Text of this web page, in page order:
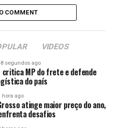
o desenvolvimento de
e o
capital entre Brasil e
da Fazenda, Dario Durigan,
Bank of China, AIIB e ICBC.
incluiu a apresentação
do Eco Invest Brasil,
de capital privado para
da economia
COMMENT
VIDEOS
segundos ago
MP do frete e defende
do país
hora ago
atinge maior preço do ano,
desafios